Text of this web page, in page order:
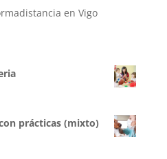
en Vigo
prácticas (mixto)